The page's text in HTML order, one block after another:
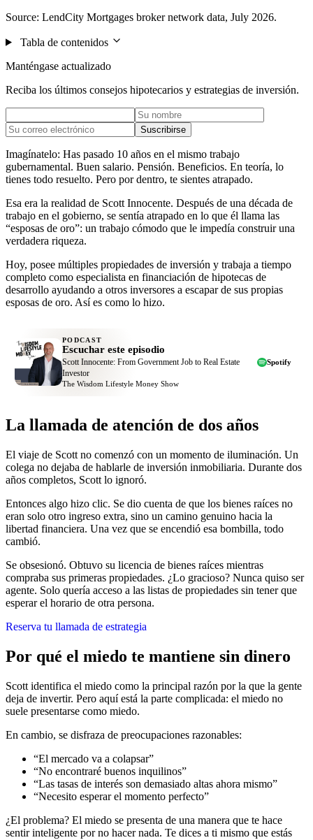
Source: LendCity Mortgages broker network data, July 2026.
Tabla de contenidos
Manténgase actualizado
Reciba los últimos consejos hipotecarios y estrategias de inversión.
Suscribirse
Imagínatelo: Has pasado 10 años en el mismo trabajo
gubernamental. Buen salario. Pensión. Beneficios. En teoría, lo
tienes todo resuelto. Pero por dentro, te sientes atrapado.
Esa era la realidad de Scott Innocente. Después de una década de
trabajo en el gobierno, se sentía atrapado en lo que él llama las
“esposas de oro”: un trabajo cómodo que le impedía construir una
verdadera riqueza.
Hoy, posee múltiples propiedades de inversión y trabaja a tiempo
completo como especialista en financiación de hipotecas de
desarrollo ayudando a otros inversores a escapar de sus propias
esposas de oro. Así es como lo hizo.
PODCAST
Escuchar este episodio
Scott Innocente: From Government Job to Real Estate
Investor
The Wisdom Lifestyle Money Show
Spotify
La llamada de atención de dos años
El viaje de Scott no comenzó con un momento de iluminación. Un
colega no dejaba de hablarle de inversión inmobiliaria. Durante dos
años completos, Scott lo ignoró.
Entonces algo hizo clic. Se dio cuenta de que los bienes raíces no
eran solo otro ingreso extra, sino un camino genuino hacia la
libertad financiera. Una vez que se encendió esa bombilla, todo
cambió.
Se obsesionó. Obtuvo su licencia de bienes raíces mientras
compraba sus primeras propiedades. ¿Lo gracioso? Nunca quiso ser
agente. Solo quería acceso a las listas de propiedades sin tener que
esperar el horario de otra persona.
Reserva tu llamada de estrategia
Por qué el miedo te mantiene sin dinero
Scott identifica el miedo como la principal razón por la que la gente
deja de invertir. Pero aquí está la parte complicada: el miedo no
suele presentarse como miedo.
En cambio, se disfraza de preocupaciones razonables:
“El mercado va a colapsar”
“No encontraré buenos inquilinos”
“Las tasas de interés son demasiado altas ahora mismo”
“Necesito esperar el momento perfecto”
¿El problema? El miedo se presenta de una manera que te hace
sentir inteligente por no hacer nada. Te dices a ti mismo que estás